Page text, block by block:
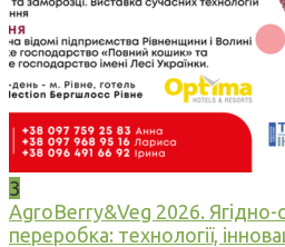
3
AgroBerry&Veg 2026. Ягідно-
переробка: технології,